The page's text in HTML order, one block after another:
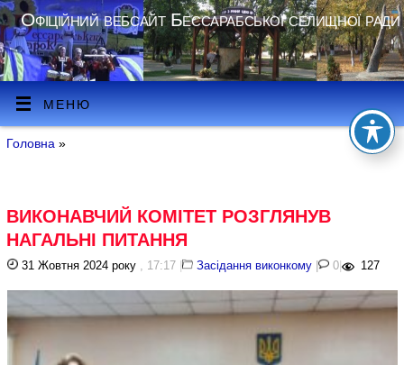
Офіційний вебсайт Бессарабської селищної ради
МЕНЮ
Головна »
ВИКОНАВЧИЙ КОМІТЕТ РОЗГЛЯНУВ
НАГАЛЬНІ ПИТАННЯ
31 Жовтня 2024 року , 17:17 | Засідання виконкому | 0 | 127